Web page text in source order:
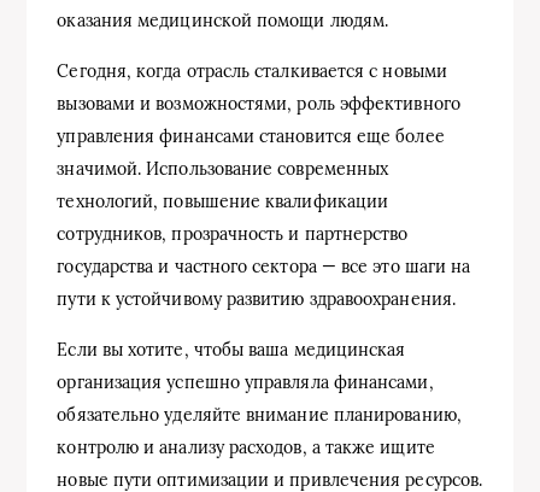
оказания медицинской помощи людям.
Сегодня, когда отрасль сталкивается с новыми
вызовами и возможностями, роль эффективного
управления финансами становится еще более
значимой. Использование современных
технологий, повышение квалификации
сотрудников, прозрачность и партнерство
государства и частного сектора — все это шаги на
пути к устойчивому развитию здравоохранения.
Если вы хотите, чтобы ваша медицинская
организация успешно управляла финансами,
обязательно уделяйте внимание планированию,
контролю и анализу расходов, а также ищите
новые пути оптимизации и привлечения ресурсов.